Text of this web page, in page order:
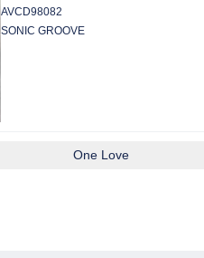
AVCD98082
SONIC GROOVE
One Love